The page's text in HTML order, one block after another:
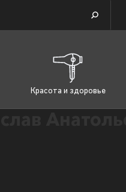
Красота и здоровье